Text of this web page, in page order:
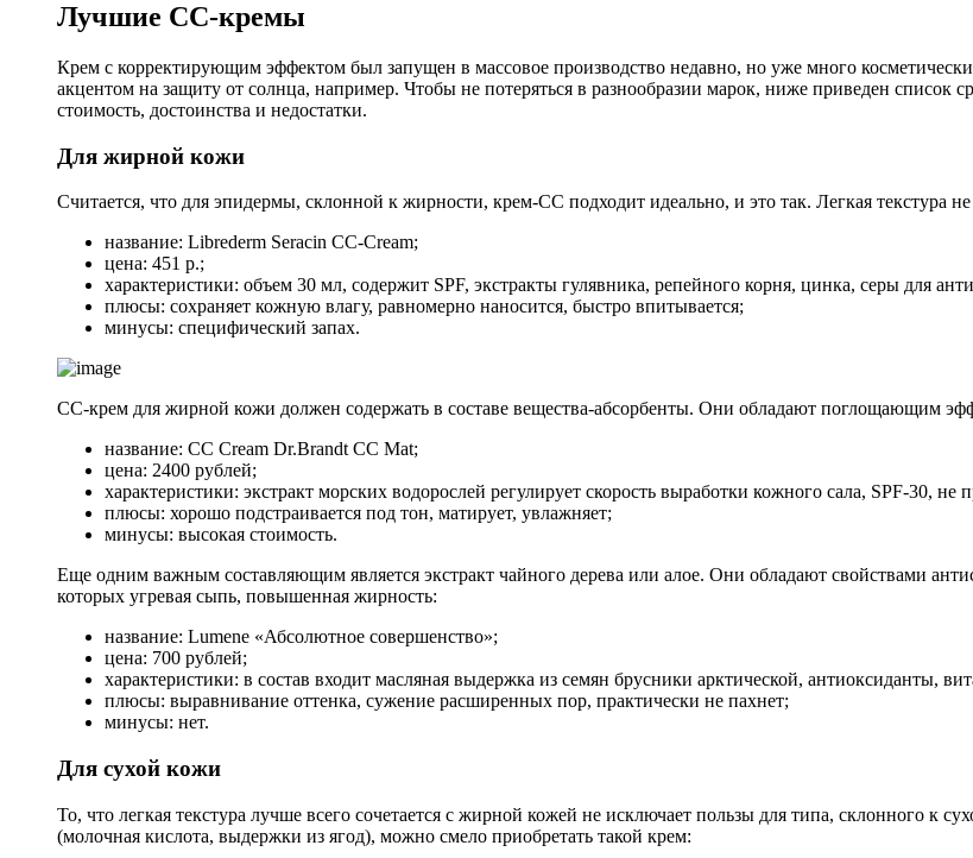
Лучшие СС-кремы
Крем с корректирующим эффектом был запущен в массовое производство недавно, но уже много
акцентом на защиту от солнца, например. Чтобы не потеряться в разнообразии марок, ниже приведен список
стоимость, достоинства и недостатки.
Для жирной кожи
Считается, что для эпидермы, склонной к жирности, крем-СС подходит идеально, и это так. Легкая текстура
название: Librederm Seracin CC-Cream;
цена: 451 р.;
характеристики: объем 30 мл, содержит SPF, экстракты гулявника, репейного корня, цинка, серы для
плюсы: сохраняет кожную влагу, равномерно наносится, быстро впитывается;
минусы: специфический запах.
СС-крем для жирной кожи должен содержать в составе вещества-абсорбенты. Они обладают поглощающим
название: CC Cream Dr.Brandt CC Mat;
цена: 2400 рублей;
характеристики: экстракт морских водорослей регулирует скорость выработки кожного сала, SPF-30, не
плюсы: хорошо подстраивается под тон, матирует, увлажняет;
минусы: высокая стоимость.
Еще одним важным составляющим является экстракт чайного дерева или алое. Они обладают свойствами
которых угревая сыпь, повышенная жирность:
название: Lumene «Абсолютное совершенство»;
цена: 700 рублей;
характеристики: в состав входит масляная выдержка из семян брусники арктической, антиоксиданты,
плюсы: выравнивание оттенка, сужение расширенных пор, практически не пахнет;
минусы: нет.
Для сухой кожи
То, что легкая текстура лучше всего сочетается с жирной кожей не исключает пользы для типа, склонного к
(молочная кислота, выдержки из ягод), можно смело приобретать такой крем: